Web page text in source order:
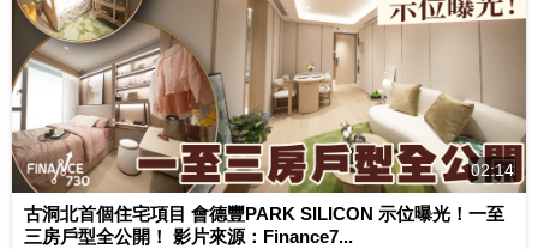
02:14
古洞北首個住宅項目 會德豐PARK SILICON 示位曝光！一至
三房戶型全公開！ 影片來源：Finance7...